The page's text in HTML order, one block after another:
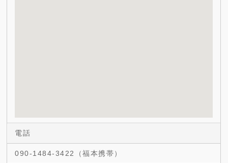
電話
090-1484-3422（福本携帯）